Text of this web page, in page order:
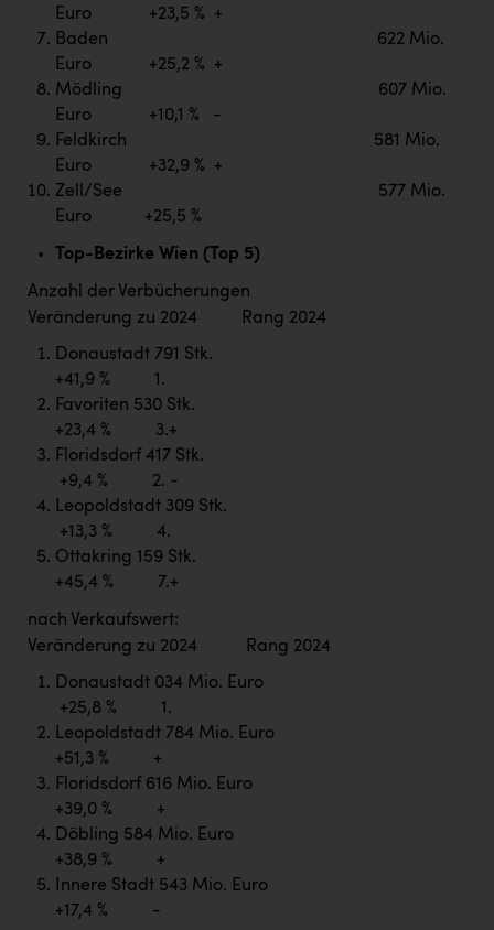
Euro +23,5 % +
Baden 622 Mio.
Euro +25,2 % +
Mödling 607 Mio.
Euro +10,1 % -
Feldkirch 581 Mio.
Euro +32,9 % +
Zell/See 577 Mio.
Euro +25,5 %
Top-Bezirke Wien (Top 5)
Anzahl der Verbücherungen
Veränderung zu 2024 Rang 2024
Donaustadt 791 Stk.
+41,9 % 1.
Favoriten 530 Stk.
+23,4 % 3.+
Floridsdorf 417 Stk.
+9,4 % 2. -
Leopoldstadt 309 Stk.
+13,3 % 4.
Ottakring 159 Stk.
+45,4 % 7.+
nach Verkaufswert:
Veränderung zu 2024 Rang 2024
Donaustadt 034 Mio. Euro
+25,8 % 1.
Leopoldstadt 784 Mio. Euro
+51,3 % +
Floridsdorf 616 Mio. Euro
+39,0 % +
Döbling 584 Mio. Euro
+38,9 % +
Innere Stadt 543 Mio. Euro
+17,4 % -